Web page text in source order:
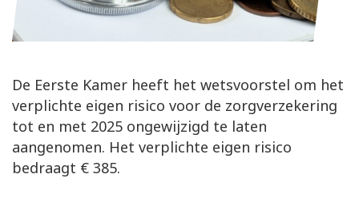
De Eerste Kamer heeft het wetsvoorstel om het
verplichte eigen risico voor de zorgverzekering
tot en met 2025 ongewijzigd te laten
aangenomen. Het verplichte eigen risico
bedraagt € 385.